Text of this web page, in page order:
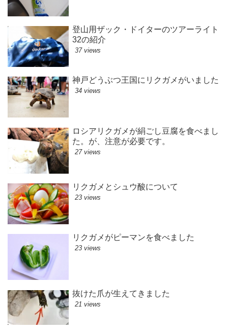
登山用ザック・ドイターのツアーライト
32の紹介
37 views
神戸どうぶつ王国にリクガメがいました
34 views
ロシアリクガメが絹ごし豆腐を食べまし
た。が、注意が必要です。
27 views
リクガメとシュウ酸について
23 views
リクガメがピーマンを食べました
23 views
抜けた爪が生えてきました
21 views